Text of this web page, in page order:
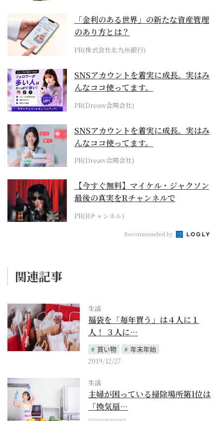
「金利のある世界」の新たな資産管理
のあり方とは？
PR(株式会社北九州銀行)
SNSアカウントを着実に成長。実はみ
んなココ使ってます。
PR(Dreaw合同会社)
SNSアカウントを着実に成長。実はみ
んなココ使ってます。
PR(Dreaw合同会社)
【今すぐ無料】マイケル・ジャクソン
最後の真実をRチャンネルで
PR(Rチャンネル)
Recommended by
関連記事
生活
福袋を「毎年買う」は４人に１
人！ ３人に…
買い物
年末年始
2019/12/27
生活
主婦が困っている掃除場所第1位は
「換気扇…